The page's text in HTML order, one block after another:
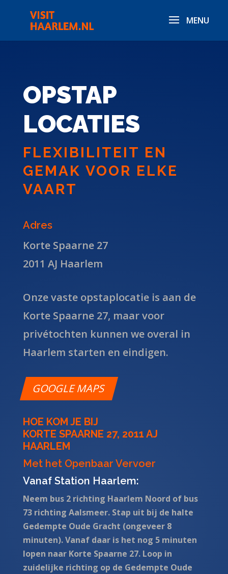
OPSTAP
LOCATIES
FLEXIBILITEIT EN
GEMAK VOOR ELKE
VAART
Adres
Korte Spaarne 27
2011 AJ Haarlem
Onze vaste opstaplocatie is aan de
Korte Spaarne 27, maar voor
privétochten kunnen we overal in
Haarlem starten en eindigen.
GOOGLE MAPS
HOE KOM JE BIJ
KORTE SPAARNE 27, 2011 AJ
HAARLEM
Met het Openbaar Vervoer
Vanaf Station Haarlem:
Neem bus 2 richting Haarlem Noord of bus
73 richting Aalsmeer. Stap uit bij de halte
Gedempte Oude Gracht (ongeveer 8
minuten). Vanaf daar is het nog 5 minuten
lopen naar Korte Spaarne 27. Loop in
zuidelijke richting op de Gedempte Oude